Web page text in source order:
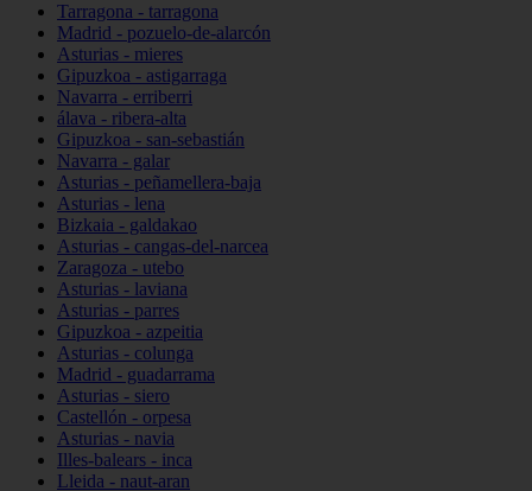
Tarragona - tarragona
Madrid - pozuelo-de-alarcón
Asturias - mieres
Gipuzkoa - astigarraga
Navarra - erriberri
álava - ribera-alta
Gipuzkoa - san-sebastián
Navarra - galar
Asturias - peñamellera-baja
Asturias - lena
Bizkaia - galdakao
Asturias - cangas-del-narcea
Zaragoza - utebo
Asturias - laviana
Asturias - parres
Gipuzkoa - azpeitia
Asturias - colunga
Madrid - guadarrama
Asturias - siero
Castellón - orpesa
Asturias - navia
Illes-balears - inca
Lleida - naut-aran